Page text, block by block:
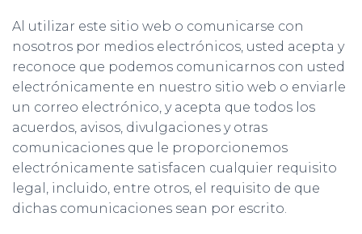
Al utilizar este sitio web o comunicarse con
nosotros por medios electrónicos, usted acepta y
reconoce que podemos comunicarnos con usted
electrónicamente en nuestro sitio web o enviarle
un correo electrónico, y acepta que todos los
acuerdos, avisos, divulgaciones y otras
comunicaciones que le proporcionemos
electrónicamente satisfacen cualquier requisito
legal, incluido, entre otros, el requisito de que
dichas comunicaciones sean por escrito.